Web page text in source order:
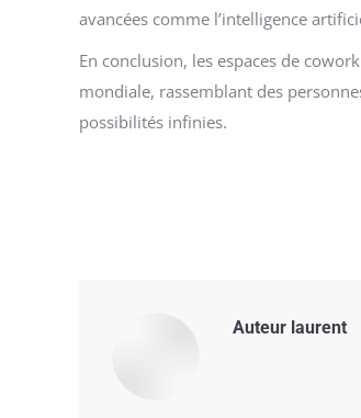
avancées comme l’intelligence
En conclusion, les espaces de
mondiale, rassemblant des
possibilités infinies.
Auteur laurent